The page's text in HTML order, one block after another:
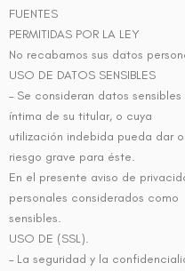
FUENTES
PERMITIDAS POR LA LEY
No recabamos sus datos
USO DE DATOS SENSIBLES
– Se consideran datos
íntima de su titular, o cuya
utilización indebida pueda dar
riesgo grave para éste.
En el presente aviso de
personales considerados como
sensibles.
USO DE (SSL).
– La seguridad y la